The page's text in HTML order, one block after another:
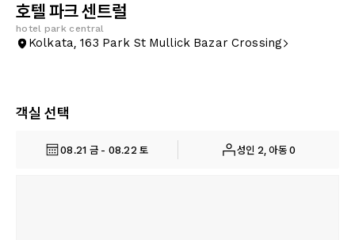
호텔 파크 센트럴
hotel park central
Kolkata, 163 Park St Mullick Bazar Crossing
객실 선택
08.21 금 - 08.22 토 성인 2, 아동 0